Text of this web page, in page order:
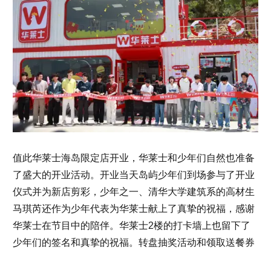
值此华莱士海岛限定店开业，华莱士和少年们自然也准备
了盛大的开业活动。开业当天岛屿少年们到场参与了开业
仪式并为新店剪彩，少年之一、清华大学建筑系的高材生
马琪芮还作为少年代表为华莱士献上了真挚的祝福，感谢
华莱士在节目中的陪伴。华莱士2楼的打卡墙上也留下了
少年们的签名和真挚的祝福。转盘抽奖活动和领取送餐券